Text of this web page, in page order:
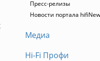
Пресс-релизы
Новости портала
Медиа
Hi-Fi Профи